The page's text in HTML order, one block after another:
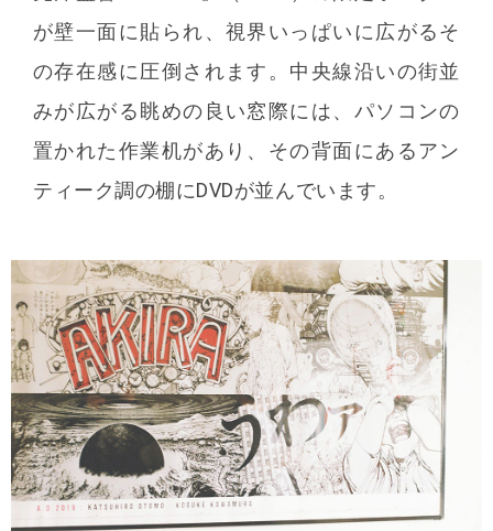
が壁一面に貼られ、視界いっぱいに広がるそ
の存在感に圧倒されます。中央線沿いの街並
みが広がる眺めの良い窓際には、パソコンの
置かれた作業机があり、その背面にあるアン
ティーク調の棚にDVDが並んでいます。